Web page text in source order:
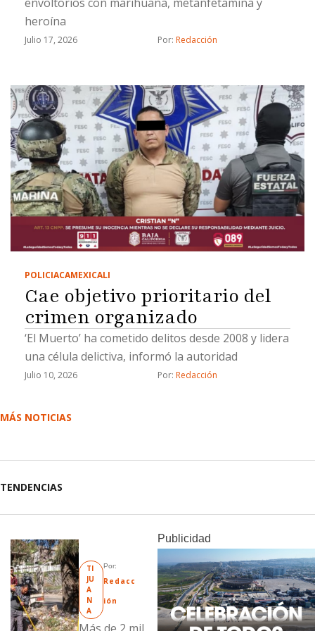
envoltorios con marihuana, metanfetamina y
heroína
Julio 17, 2026 Por: Redacción
POLICIACAMEXICALI
Cae objetivo prioritario del
crimen organizado
‘El Muerto’ ha cometido delitos desde 2008 y lidera
una célula delictiva, informó la autoridad
Julio 10, 2026 Por: Redacción
MÁS NOTICIAS
TENDENCIAS
TI
JU
A
N
A
Por:
Redacc
ión
Publicidad